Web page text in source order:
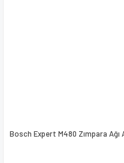
Bosch Expert M480 Zımpara Ağı